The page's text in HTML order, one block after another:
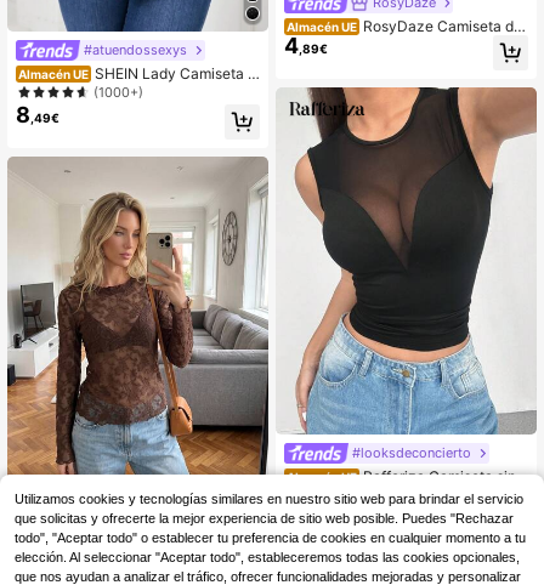
#atuendossexys
Almacén UE SHEIN Lady Camiseta d
e manga larga ajustada con empal
me de malla elegante de otoño para
mujer
(1000+)
8 ,49€
NEW Camiseta interior de mujer de
manga larga ajustada con encaje d
e ganchillo calado y transparente, c
olor café, otoño/invierno 2026
10 ,49€
Almacén UE RosyDaze Camiseta de
mujer con mangas de volantes de c
ontraste de malla
4 ,89€
#looksdeconcierto
Almacén UE Rafferiza Camiseta sin
mangas de mujer con panel de mall
a en forma de V transparente y sexy
adelgazante, camiseta sin mangas
negra para primavera y verano
3,89€ -46% 7,27€
Utilizamos cookies y tecnologías similares en nuestro sitio web para brindar el servicio
que solicitas y ofrecerte la mejor experiencia de sitio web posible. Puedes "Rechazar
todo", "Aceptar todo" o establecer tu preferencia de cookies en cualquier momento a tu
elección. Al seleccionar "Aceptar todo", estableceremos todas las cookies opcionales,
que nos ayudan a analizar el tráfico, ofrecer funcionalidades mejoradas y personalizar